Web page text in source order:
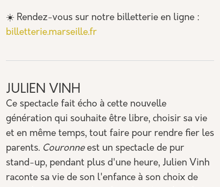
☀️ Rendez-vous sur notre billetterie en ligne :
billetterie.marseille.fr
JULIEN VINH
Ce spectacle fait écho à cette nouvelle
génération qui souhaite être libre, choisir sa vie
et en même temps, tout faire pour rendre fier les
parents. Couronneest un spectacle de pur
stand-up, pendant plus d'une heure, Julien Vinh
raconte sa vie de son l'enfance à son choix de